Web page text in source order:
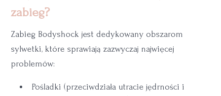
zabieg?
Zabieg Bodyshock jest dedykowany obszarom
sylwetki, które sprawiają zazwyczaj najwięcej
problemów:
Pośladki (przeciwdziała utracie jędrności i